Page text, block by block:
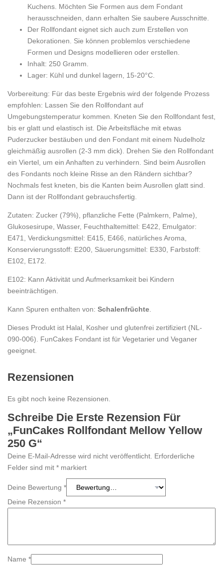
Kuchens. Möchten Sie Formen aus dem Fondant
herausschneiden, dann erhalten Sie saubere Ausschnitte.
Der Rollfondant eignet sich auch zum Erstellen von
Dekorationen. Sie können problemlos verschiedene
Formen und Designs modellieren oder erstellen.
Inhalt: 250 Gramm.
Lager: Kühl und dunkel lagern, 15-20°C.
Vorbereitung: Für das beste Ergebnis wird der folgende Prozess
empfohlen: Lassen Sie den Rollfondant auf
Umgebungstemperatur kommen. Kneten Sie den Rollfondant fest,
bis er glatt und elastisch ist. Die Arbeitsfläche mit etwas
Puderzucker bestäuben und den Fondant mit einem Nudelholz
gleichmäßig ausrollen (2-3 mm dick). Drehen Sie den Rollfondant
ein Viertel, um ein Anhaften zu verhindern. Sind beim Ausrollen
des Fondants noch kleine Risse an den Rändern sichtbar?
Nochmals fest kneten, bis die Kanten beim Ausrollen glatt sind.
Dann ist der Rollfondant gebrauchsfertig.
Zutaten: Zucker (79%), pflanzliche Fette (Palmkern, Palme),
Glukosesirupe, Wasser, Feuchthaltemittel: E422, Emulgator:
E471, Verdickungsmittel: E415, E466, natürliches Aroma,
Konservierungsstoff: E200, Säuerungsmittel: E330, Farbstoff:
E102, E172.
E102: Kann Aktivität und Aufmerksamkeit bei Kindern
beeinträchtigen.
Kann Spuren enthalten von: Schalenfrüchte
Dieses Produkt ist Halal, Kosher und glutenfrei zertifiziert (NL-
090-006). FunCakes Fondant ist für Vegetarier und Veganer
geeignet.
Rezensionen
Es gibt noch keine Rezensionen.
Schreibe Die Erste Rezension Für
„FunCakes Rollfondant Mellow Yellow
250 G“
Deine E-Mail-Adresse wird nicht veröffentlicht. Erforderliche
Felder sind mit * markiert
Deine Bewertung *
Deine Rezension *
Name *